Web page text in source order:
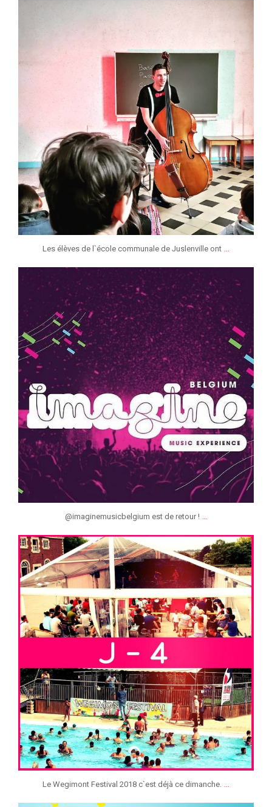
Les élèves de l`école communale de Juslenville ont ...
jeunessesmusicaleslg
Mar 3
@imaginemusicbelgium est de retour ! ...
jeunessesmusicaleslg
Juil 4
Le Wegimont Festival 2018 c`est déjà ce dimanche. ...